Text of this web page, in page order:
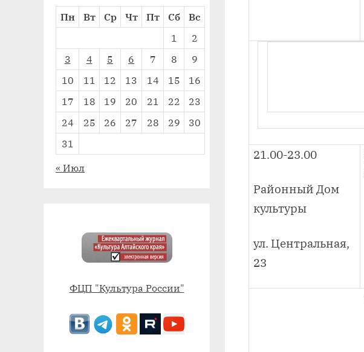
21.00-23.00
Районный Дом
культуры
ул. Центральная,
23
Пн
Вт Ср Чт Пт Сб
Вс
1
2
3
4 5 6 7 8
9
10
11 12 13 14 15
16
17
18 19 20 21 22
23
24
25 26 27 28 29
30
31
« Июл
ФЦП "Культура России"